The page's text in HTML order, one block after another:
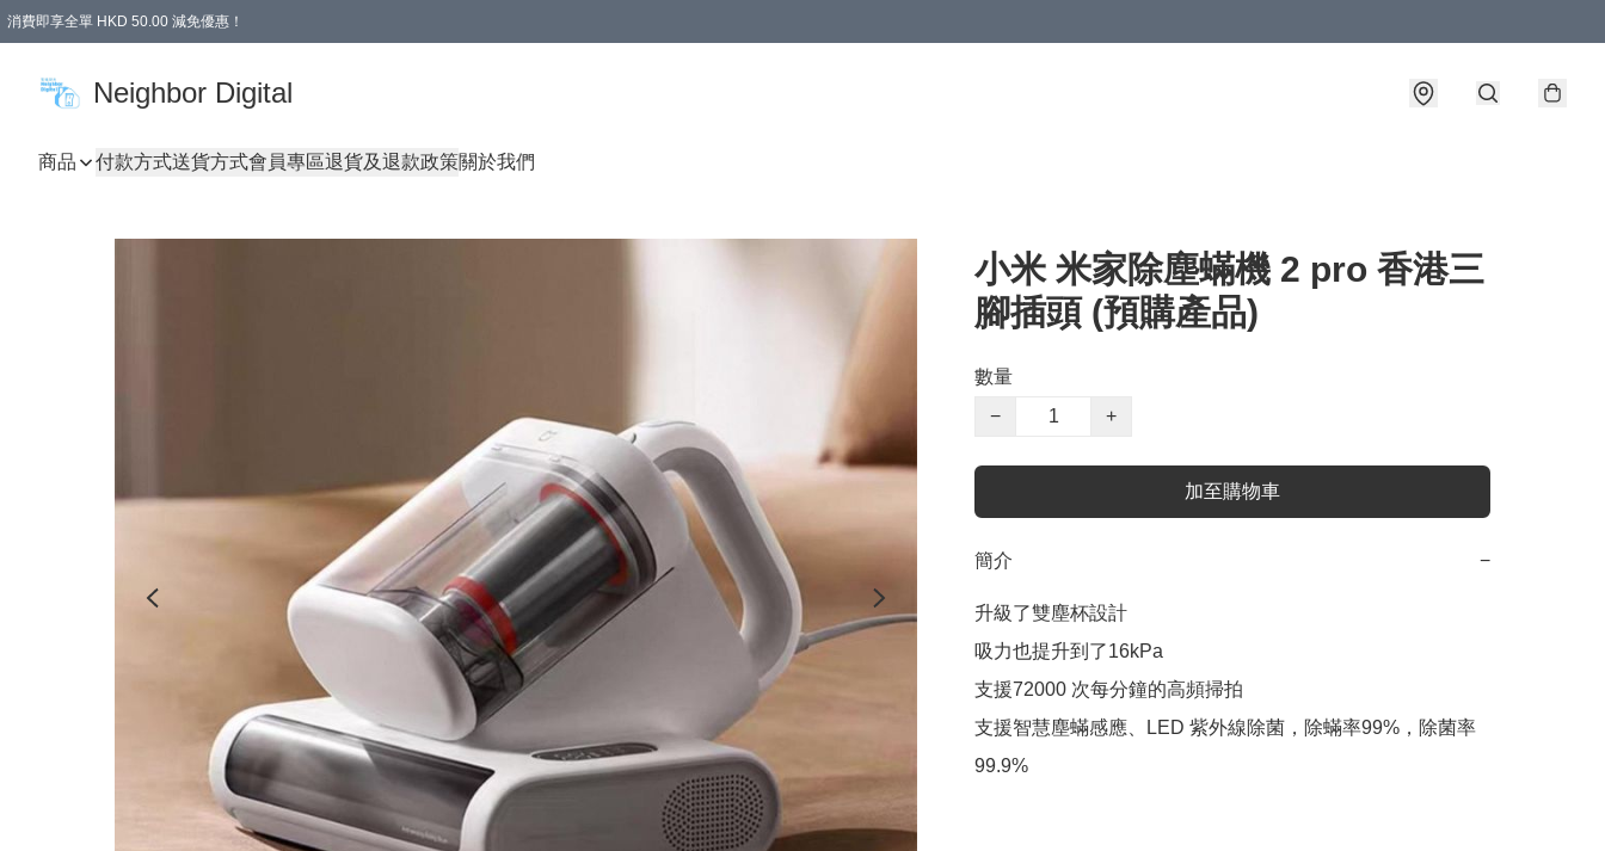
消費即享全單 HKD 50.00 減免優惠！
Neighbor Digital
商品 付款方式送貨方式會員專區退貨及退款政策關於我們
小米 米家除塵蟎機 2 pro 香港三
腳插頭 (預購產品)
數量
−
+
加至購物車
簡介 −
升級了雙塵杯設計
吸力也提升到了16kPa
支援72000 次每分鐘的高頻掃拍
支援智慧塵蟎感應、LED 紫外線除菌，除蟎率99%，除菌率
99.9%